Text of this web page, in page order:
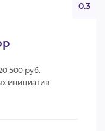
0.3
500 руб.
инициатив